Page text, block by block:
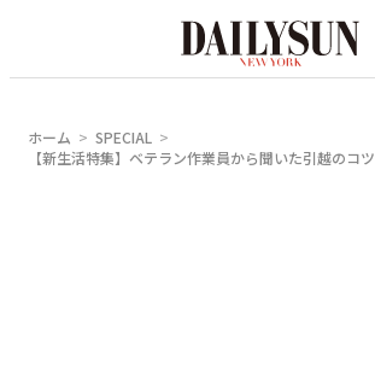
ホーム
SPECIAL
【新生活特集】ベテラン作業員から聞いた引越のコツ